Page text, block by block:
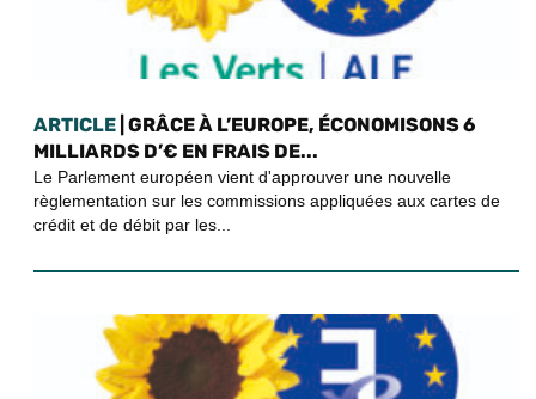
ARTICLE | GRÂCE À L’EUROPE, ÉCONOMISONS 6
MILLIARDS D’€ EN FRAIS DE...
Le Parlement européen vient d'approuver une nouvelle
règlementation sur les commissions appliquées aux cartes de
crédit et de débit par les...